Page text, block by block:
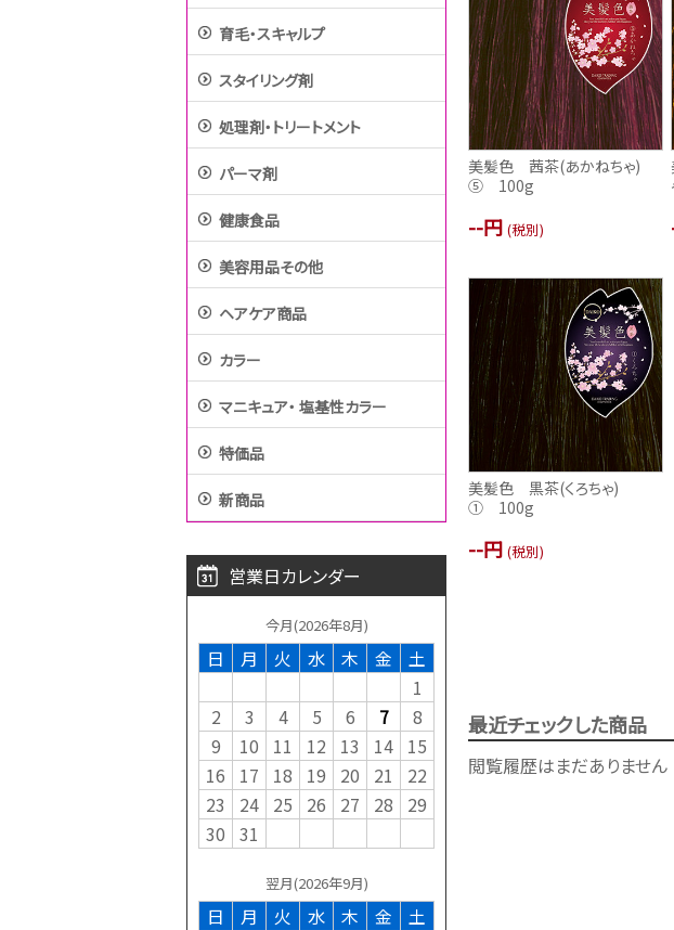
美髪色 茜茶(あかねちゃ)
⑤ 100g
--円 (税別)
美髪色 黒茶(くろちゃ)
① 100g
--円 (税別)
最近チェックした商品
閲覧履歴はまだありません
育毛・スキャルプ
スタイリング剤
処理剤・トリートメント
パーマ剤
健康食品
美容用品その他
ヘアケア商品
カラー
マニキュア・ 塩基性カラー
特価品
新商品
営業日カレンダー
今月(2026年8月)
日 月 火 水 木 金
土
1
2
3 4 5 6 7
8
9
10 11 12 13 14 15
16
17 18 19 20 21
22
23
24 25 26 27 28
29
30 31
翌月(2026年9月)
日 月 火 水 木 金
土